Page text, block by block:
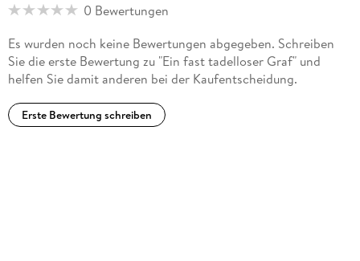
0 Bewertungen
Es wurden noch keine Bewertungen abgegeben. Schreiben
Sie die erste Bewertung zu "Ein fast tadelloser Graf" und
helfen Sie damit anderen bei der Kaufentscheidung.
Erste Bewertung schreiben